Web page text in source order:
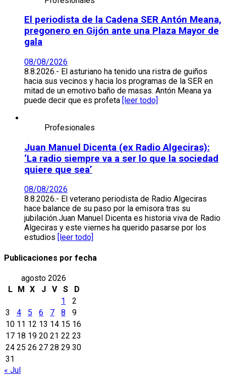
El periodista de la Cadena SER Antón Meana,
pregonero en Gijón ante una Plaza Mayor de
gala
08/08/2026
8.8.2026.- El asturiano ha tenido una ristra de guiños
hacia sus vecinos y hacia los programas de la SER en
mitad de un emotivo baño de masas. Antón Meana ya
puede decir que es profeta [leer todo]
Profesionales
Juan Manuel Dicenta (ex Radio Algeciras):
‘La radio siempre va a ser lo que la sociedad
quiere que sea’
08/08/2026
8.8.2026.- El veterano periodista de Radio Algeciras
hace balance de su paso por la emisora tras su
jubilación.Juan Manuel Dicenta es historia viva de Radio
Algeciras y este viernes ha querido pasarse por los
estudios
[leer todo]
Publicaciones por fecha
agosto 2026
L
M X J V S
D
1
2
3
4 5 6 7 8
9
10 11 12 13 14 15 16
17 18 19 20 21 22 23
24 25 26 27 28 29 30
31
« Jul